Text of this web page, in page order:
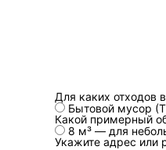
Для каких отходов
Бытовой мусор
Какой примерный
8 м³ — для
Укажите адрес или